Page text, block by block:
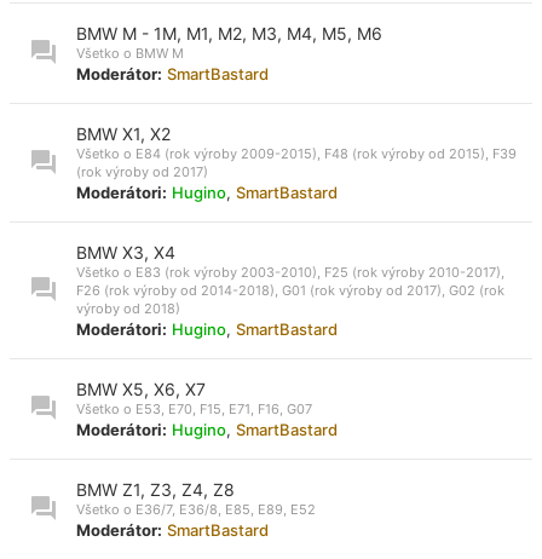
BMW M - 1M, M1, M2, M3, M4, M5, M6
Všetko o BMW M
Moderátor: SmartBastard
BMW X1, X2
Všetko o E84 (rok výroby 2009-2015), F48 (rok výroby od 2015), F39
(rok výroby od 2017)
Moderátori: Hugino, SmartBastard
BMW X3, X4
Všetko o E83 (rok výroby 2003-2010), F25 (rok výroby 2010-2017),
F26 (rok výroby od 2014-2018), G01 (rok výroby od 2017), G02 (rok
výroby od 2018)
Moderátori: Hugino, SmartBastard
BMW X5, X6, X7
Všetko o E53, E70, F15, E71, F16, G07
Moderátori: Hugino, SmartBastard
BMW Z1, Z3, Z4, Z8
Všetko o E36/7, E36/8, E85, E89, E52
Moderátor: SmartBastard